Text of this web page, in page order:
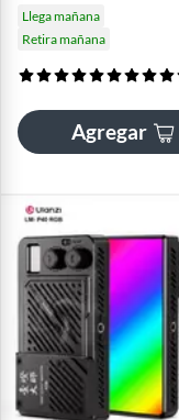
Llega mañana
Retira mañana
Agregar